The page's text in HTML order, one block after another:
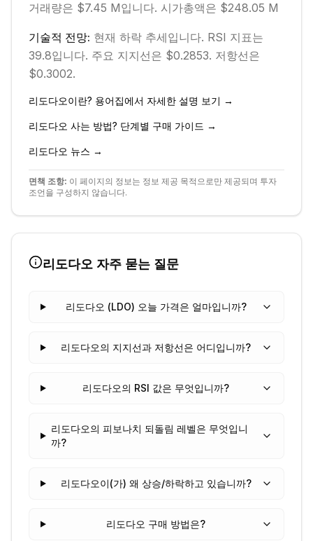
거래량은 $7.45 M입니다. 시가총액은 $248.05 M
기술적 전망: 현재 하락 추세입니다. RSI 지표는
39.8입니다. 주요 지지선은 $0.2853. 저항선은
$0.3002.
리도다오이란? 용어집에서 자세한 설명 보기 →
리도다오 사는 방법? 단계별 구매 가이드 →
리도다오 뉴스 →
면책 조항: 이 페이지의 정보는 정보 제공 목적으로만 제공되며 투자
조언을 구성하지 않습니다.
리도다오 자주 묻는 질문
리도다오 (LDO) 오늘 가격은 얼마입니까?
리도다오의 지지선과 저항선은 어디입니까?
리도다오의 RSI 값은 무엇입니까?
리도다오의 피보나치 되돌림 레벨은 무엇입니
까?
리도다오이(가) 왜 상승/하락하고 있습니까?
리도다오 구매 방법은?